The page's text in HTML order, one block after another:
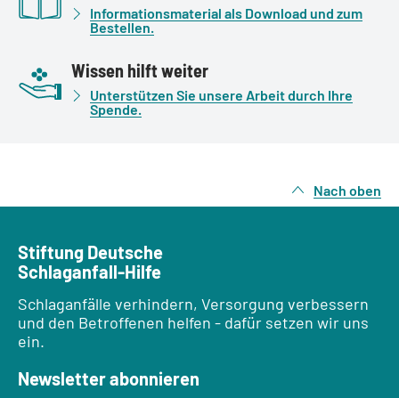
Informationsmaterial als Download und zum
Bestellen.
Wissen hilft weiter
Unterstützen Sie unsere Arbeit durch Ihre
Spende.
Nach oben
Stiftung Deutsche
Schlaganfall-Hilfe
Schlaganfälle verhindern, Versorgung verbessern
und den Betroffenen helfen - dafür setzen wir uns
ein.
Newsletter abonnieren